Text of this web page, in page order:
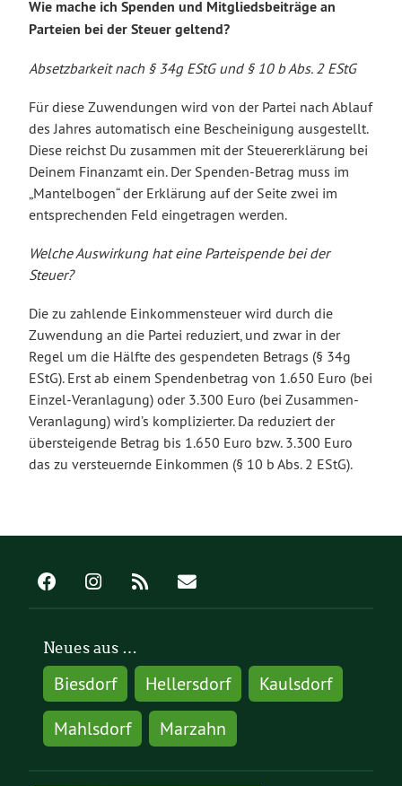
Wie mache ich Spenden und Mitgliedsbeiträge an
Parteien bei der Steuer geltend?
Absetzbarkeit nach § 34g EStG und § 10 b Abs. 2 EStG
Für diese Zuwendungen wird von der Partei nach Ablauf
des Jahres automatisch eine Bescheinigung ausgestellt.
Diese reichst Du zusammen mit der Steuererklärung bei
Deinem Finanzamt ein. Der Spenden-Betrag muss im
„Mantelbogen“ der Erklärung auf der Seite zwei im
entsprechenden Feld eingetragen werden.
Welche Auswirkung hat eine Parteispende bei der
Steuer?
Die zu zahlende Einkommensteuer wird durch die
Zuwendung an die Partei reduziert, und zwar in der
Regel um die Hälfte des gespendeten Betrags (§ 34g
EStG). Erst ab einem Spendenbetrag von 1.650 Euro (bei
Einzel-Veranlagung) oder 3.300 Euro (bei Zusammen-
Veranlagung) wird’s komplizierter. Da reduziert der
übersteigende Betrag bis 1.650 Euro bzw. 3.300 Euro
das zu versteuernde Einkommen (§ 10 b Abs. 2 EStG).
Neues aus …
Biesdorf Hellersdorf
Kaulsdorf
Mahlsdorf
Marzahn